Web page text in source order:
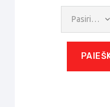
Pasirinkite reikšmę